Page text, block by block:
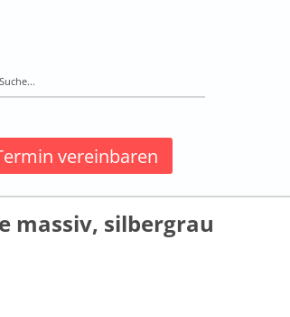
vereinbaren
massiv, silbergrau